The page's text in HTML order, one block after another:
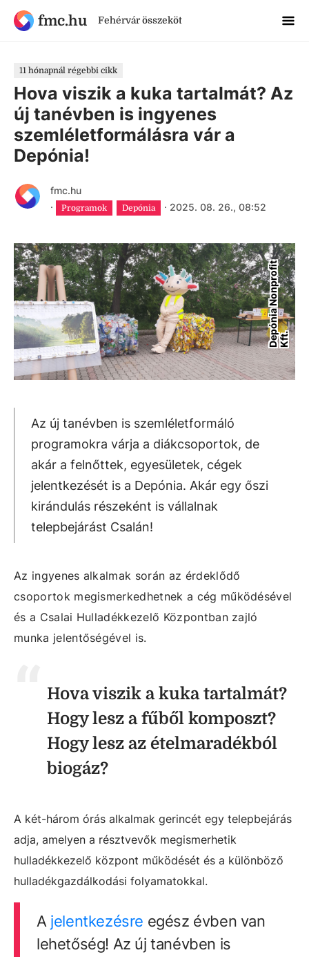
fmc.hu Fehérvár összeköt
11 hónapnál régebbi cikk
Hova viszik a kuka tartalmát? Az
új tanévben is ingyenes
szemléletformálásra vár a
Depónia!
fmc.hu
·
Programok Depónia · 2025. 08. 26., 08:52
D
e
p
ó
n
i
a
N
o
n
p
r
o
f
i
t
K
f
t.
Az új tanévben is szemléletformáló
programokra várja a diákcsoportok, de
akár a felnőttek, egyesületek, cégek
jelentkezését is a Depónia. Akár egy őszi
kirándulás részeként is vállalnak
telepbejárást Csalán!
Az ingyenes alkalmak során az érdeklődő
csoportok megismerkedhetnek a cég működésével
és a Csalai Hulladékkezelő Központban zajló
munka jelentőségével is.
Hova viszik a kuka tartalmát?
Hogy lesz a fűből komposzt?
Hogy lesz az ételmaradékból
biogáz?
A két-három órás alkalmak gerincét egy telepbejárás
adja, amelyen a résztvevők megismerhetik
hulladékkezelő központ működését és a különböző
hulladékgazdálkodási folyamatokkal.
Ajelentkezésre egész évben van
lehetőség! Az új tanévben is